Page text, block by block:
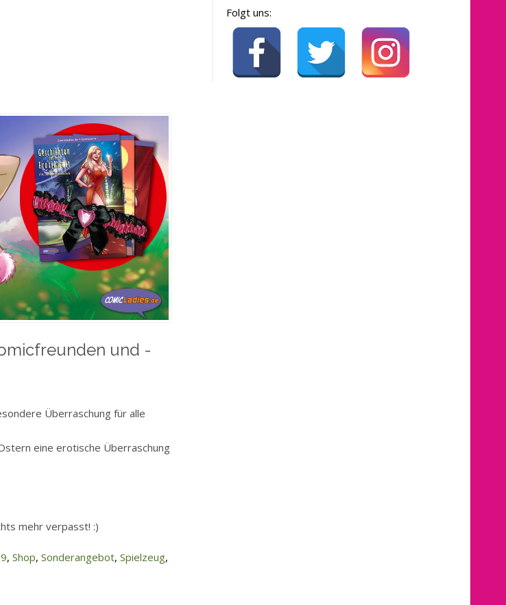
und -
Überraschung für alle
eine erotische Überraschung
mehr verpasst! :)
, Shop, Sonderangebot, Spielzeug,
Folgt uns: